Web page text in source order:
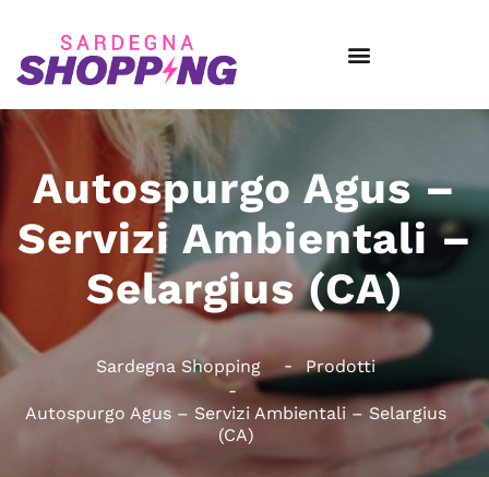
Autospurgo Agus –
Servizi Ambientali –
Selargius (CA)
Sardegna Shopping Prodotti
Autospurgo Agus – Servizi Ambientali – Selargius
(CA)